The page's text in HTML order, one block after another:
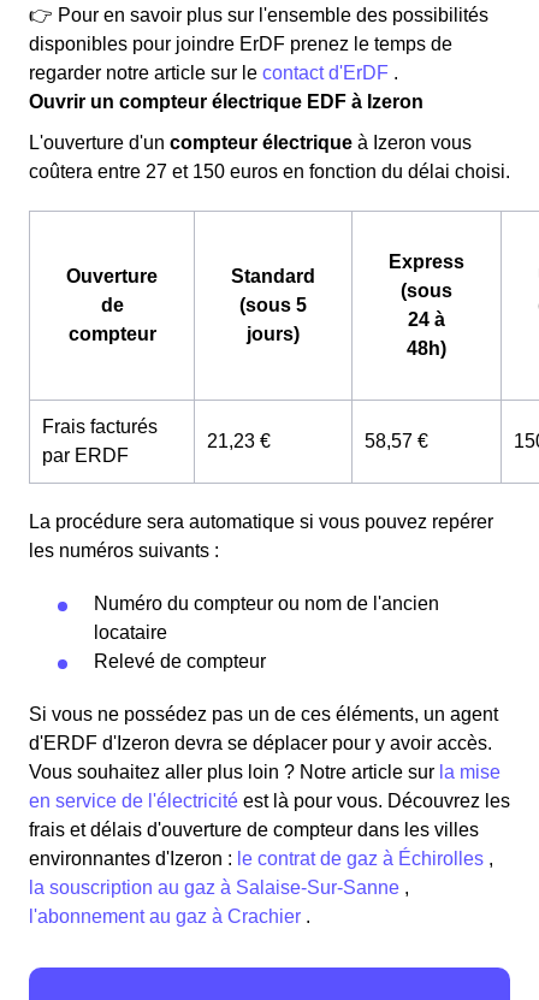
👉 Pour en savoir plus sur l'ensemble des possibilités
disponibles pour joindre ErDF prenez le temps de
regarder notre article sur le contact d'ErDF .
Ouvrir un compteur électrique EDF à Izeron
L'ouverture d'un compteur électrique à Izeron vous
coûtera entre 27 et 150 euros en fonction du délai choisi.
Ouverture
de
compteur
Standard
(sous 5
jours)
Express
(sous
24 à
48h)
Frais facturés
par ERDF
21,23 € 58,57 €
La procédure sera automatique si vous pouvez repérer
les numéros suivants :
Numéro du compteur ou nom de l'ancien
locataire
Relevé de compteur
Si vous ne possédez pas un de ces éléments, un agent
d'ERDF d'Izeron devra se déplacer pour y avoir accès.
Vous souhaitez aller plus loin ? Notre article sur la mise
en service de l'électricité est là pour vous. Découvrez les
frais et délais d'ouverture de compteur dans les villes
environnantes d'Izeron : le contrat de gaz à Échirolles ,
la souscription au gaz à Salaise-Sur-Sanne ,
l'abonnement au gaz à Crachier .